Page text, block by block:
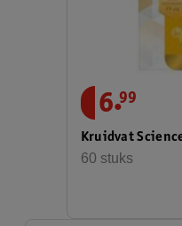
6.99
Kruidvat
60 stuks